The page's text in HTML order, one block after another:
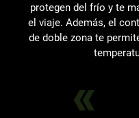
protegen del frío y te
el viaje. Además, el
de doble zona te